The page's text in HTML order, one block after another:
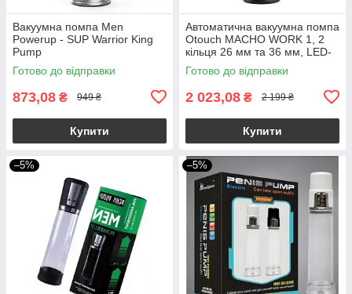
Вакуумна помпа Men
Powerup - SUP Warrior King
Pump
Готово до відправки
873,08 ₴ 949 ₴
Купити
Автоматична вакуумна помпа
Otouch MACHO WORK 1, 2
кільця 26 мм та 36 мм, LED-
індикатор, до 20 см
Готово до відправки
2 023,08 ₴ 2 199 ₴
Купити
–5% –5%